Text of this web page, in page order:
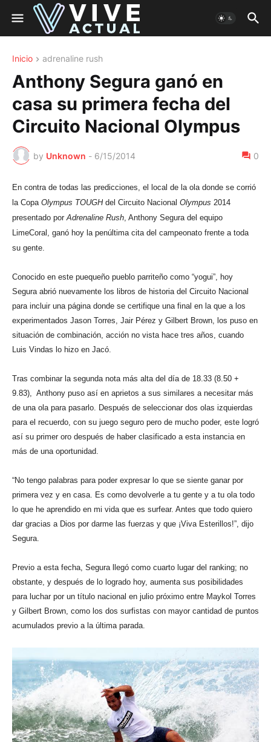
Inicio adrenaline rush
Anthony Segura ganó en
casa su primera fecha del
Circuito Nacional Olympus
by Unknown - 6/15/2014 0
En contra de todas las predicciones, el local de la ola donde se corrió
la Copa Olympus TOUGH del Circuito Nacional Olympus 2014
presentado porAdrenaline Rush, Anthony Segura del equipo
LimeCoral, ganó hoy la penúltima cita del campeonato frente a toda
su gente.
Conocido en este puequeño pueblo parriteño como “yogui”, hoy
Segura abrió nuevamente los libros de historia del Circuito Nacional
para incluir una página donde se certifique una final en la que a los
experimentados Jason Torres, Jair Pérez y Gilbert Brown, los puso en
situación de combinación, acción no vista hace tres años, cuando
Luis Vindas lo hizo en Jacó.
Tras combinar la segunda nota más alta del día de 18.33 (8.50 +
9.83), Anthony puso así en aprietos a sus similares a necesitar más
de una ola para pasarlo. Después de seleccionar dos olas izquierdas
para el recuerdo, con su juego seguro pero de mucho poder, este logró
así su primer oro después de haber clasificado a esta instancia en
más de una oportunidad.
“No tengo palabras para poder expresar lo que se siente ganar por
primera vez y en casa. Es como devolverle a tu gente y a tu ola todo
lo que he aprendido en mi vida que es surfear. Antes que todo quiero
dar gracias a Dios por darme las fuerzas y que ¡Viva Esterillos!”, dijo
Segura.
Previo a esta fecha, Segura llegó como cuarto lugar del ranking; no
obstante, y después de lo logrado hoy, aumenta sus posibilidades
para luchar por un título nacional en julio próximo entre Maykol Torres
y Gilbert Brown, como los dos surfistas con mayor cantidad de puntos
acumulados previo a la última parada.